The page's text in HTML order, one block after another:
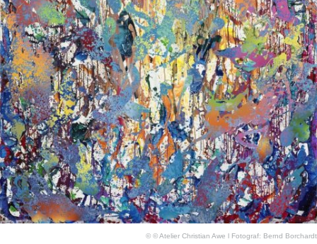
© © Atelier Christian Awe l Fotograf: Bernd Borchardt